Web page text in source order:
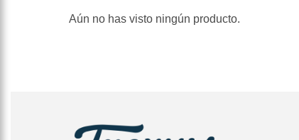
Aún no has visto ningún producto.